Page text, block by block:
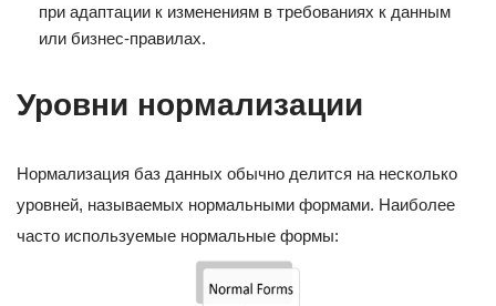
при адаптации к изменениям в требованиях к данным
или бизнес-правилах.
Уровни нормализации
Нормализация баз данных обычно делится на несколько
уровней, называемых нормальными формами. Наиболее
часто используемые нормальные формы: